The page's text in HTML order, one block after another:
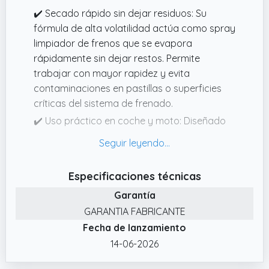
✔️ Secado rápido sin dejar residuos: Su
fórmula de alta volatilidad actúa como spray
limpiador de frenos que se evapora
rápidamente sin dejar restos. Permite
trabajar con mayor rapidez y evita
contaminaciones en pastillas o superficies
críticas del sistema de frenado.
✔️ Uso práctico en coche y moto: Diseñado
spray limpiador de frenos es adecuado para
mecánicas. Producto fabricado en España
con estándares de calidad pensados para
un uso exigente.
✔️ Acción desengrasante potente y precisa:
Este limpia frenos spray ofrece un alto poder
Especificaciones técnicas
Garantía
GARANTIA FABRICANTE
Fecha de lanzamiento
14-06-2026